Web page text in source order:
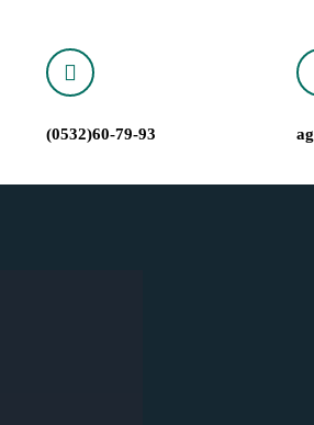
(0532)60-79-93